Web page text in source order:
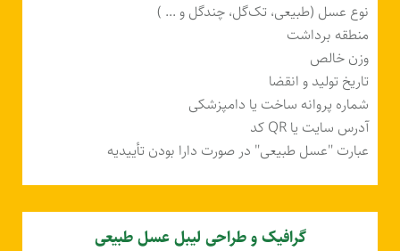
نوع عسل (طبیعی، تک‌گل، چند‌گل و ... )
منطقه برداشت
وزن خالص
تاریخ تولید و انقضا
شماره پروانه ساخت یا دامپزشکی
آدرس سایت یا QR کد
عبارت "عسل طبیعی" در صورت دارا بودن تأییدیه
گرافیک و طراحی لیبل عسل طبیعی